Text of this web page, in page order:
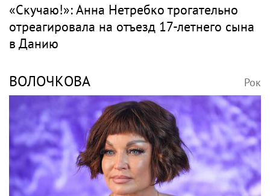
SHOT: комик Слепаков переписал свои
квартиры в РФ на родителей после
переезда
Классика